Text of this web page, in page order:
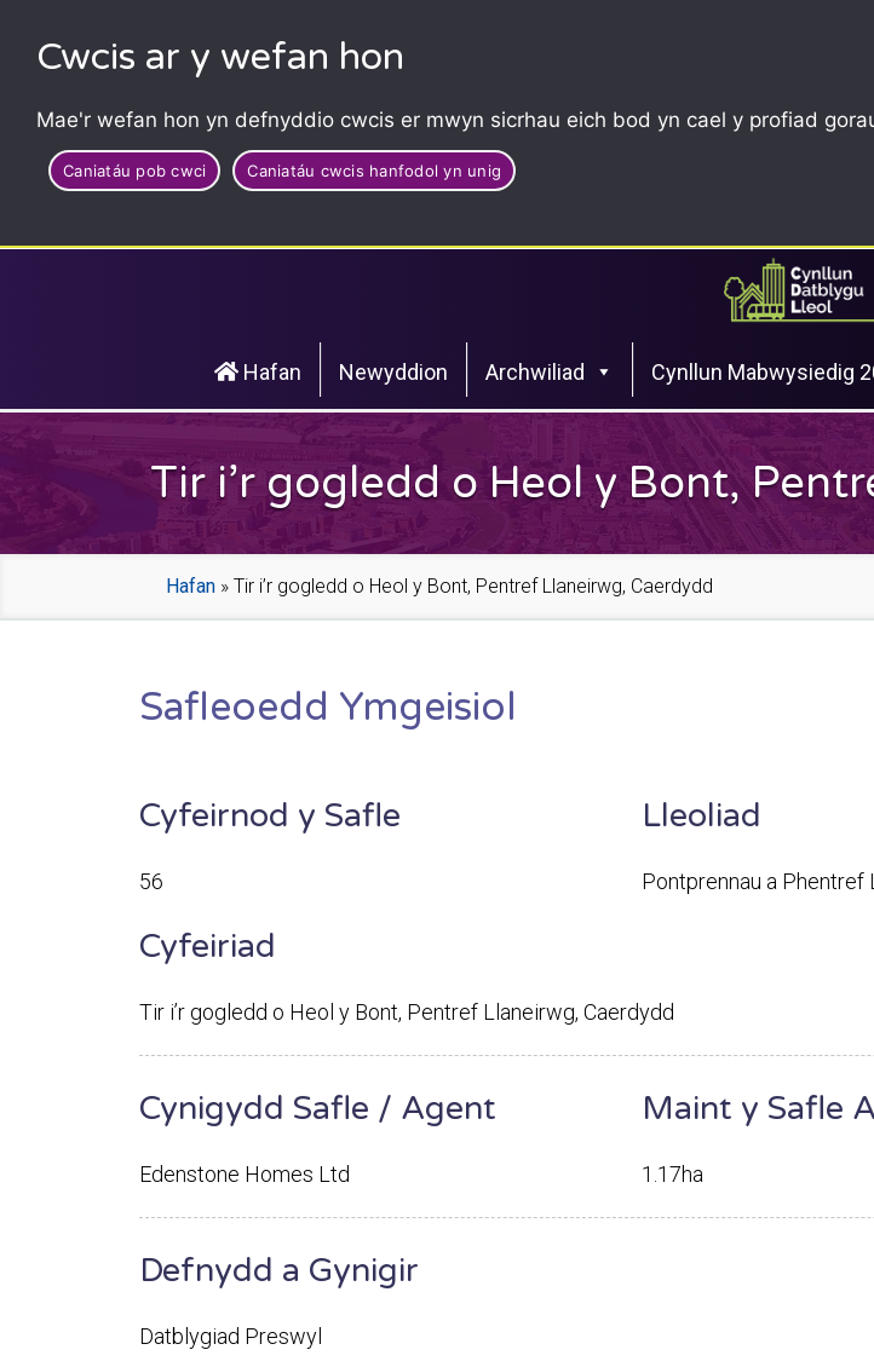
Cwcis ar y wefan hon
Mae'r wefan hon yn defnyddio cwcis er mwyn sicrhau eich bod yn cael y profiad
Caniatáu pob cwci Caniatáu cwcis hanfodol yn unig
Hafan Newyddion Archwiliad Cynllun Mabwysiedig
Tir i’r gogledd o Heol y Bont,
Hafan » Tir i’r gogledd o Heol y Bont, Pentref Llaneirwg, Caerdydd
Safleoedd Ymgeisiol
Cyfeirnod y Safle
56
Lleoliad
Pontprennau a Phentref
Cyfeiriad
Tir i’r gogledd o Heol y Bont, Pentref Llaneirwg, Caerdydd
Cynigydd Safle / Agent
Edenstone Homes Ltd
Maint y Safle
1.17ha
Defnydd a Gynigir
Datblygiad Preswyl